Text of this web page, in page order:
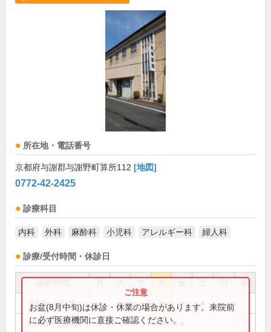
所在地・電話番号
京都府与謝郡与謝野町算所112 [地図]
0772-42-2425
診療科目
内科 外科 麻酔科 小児科 アレルギー科 婦人科
診療/受付時間・休診日
祝
9:00～12:00 ● ● ● ●
15:00～18:00 ● ● ●
お盆(8月中旬)は休診・休業の場合があります。来院前
に必ず医療機関に直接ご確認ください。